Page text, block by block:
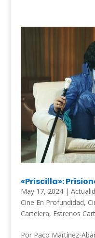
«Priscilla»:
May 17, 2024|
Cine En Profundidad,
Cartelera, Estrenos
Por Paco Martínez-